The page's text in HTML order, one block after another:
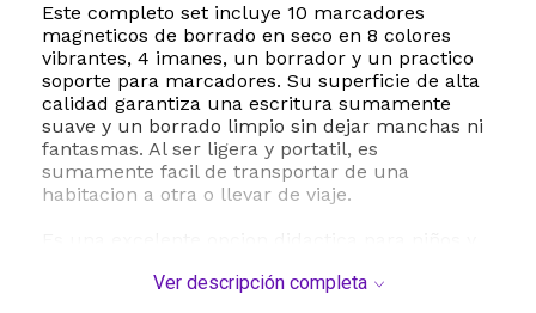
Este completo set incluye 10 marcadores
magneticos de borrado en seco en 8 colores
vibrantes, 4 imanes, un borrador y un practico
soporte para marcadores. Su superficie de alta
calidad garantiza una escritura sumamente
suave y un borrado limpio sin dejar manchas ni
fantasmas. Al ser ligera y portatil, es
sumamente facil de transportar de una
habitacion a otra o llevar de viaje.
dibujar o planificar tareas. Tambien funciona a
Ver descripción completa